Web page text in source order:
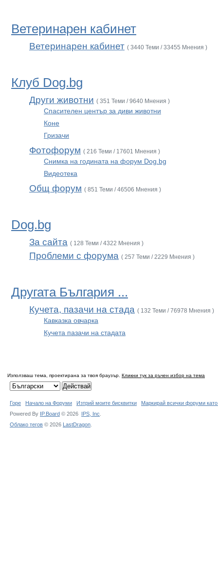
Ветеринарен кабинет
Ветеринарен кабинет ( 3440 Теми / 33455 Мнения )
Клуб Dog.bg
Други животни ( 351 Теми / 9640 Мнения )
Спасителен център за диви животни
Коне
Гризачи
Фотофорум ( 216 Теми / 17601 Мнения )
Снимка на годината на форум Dog.bg
Видеотека
Общ форум ( 851 Теми / 46506 Мнения )
Dog.bg
За сайта ( 128 Теми / 4322 Мнения )
Проблеми с форума ( 257 Теми / 2229 Мнения )
Другата България ...
Кучета, пазачи на стада ( 132 Теми / 76978 Мнения )
Кавказка овчарка
Кучета пазачи на стадата
Използваш тема, проектирана за твоя браузър. Кликни тук за ръчен избор на тема
Горе Начало на Форуми Изтрий моите бисквитки
Маркирай всички форуми
Powered By IP.Board © 2026 IPS, Inc
Облако тегов © 2026 LastDragon